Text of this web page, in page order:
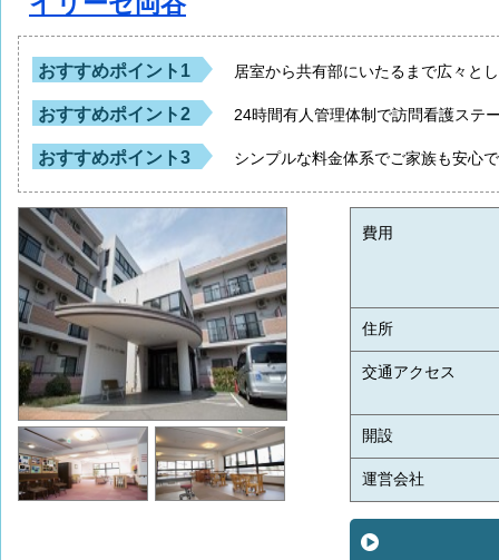
おすすめポイント1 居室から共有部にいたるまで広々と
おすすめポイント2 24時間有人管理体制で訪問看護ステ
おすすめポイント3 シンプルな料金体系でご家族も安心
費用
住所
交通アクセス
開設
運営会社